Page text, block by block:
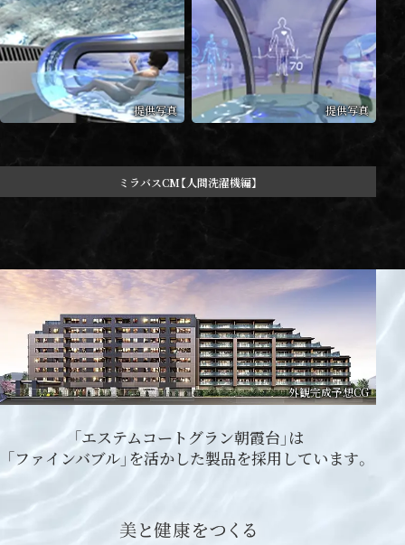
提供写真 提供写真
ミラバスCM【人間洗濯機編】
外観完成予想CG
「エステムコートグラン朝霞台」は
「ファインバブル」を活かした製品を採用しています。